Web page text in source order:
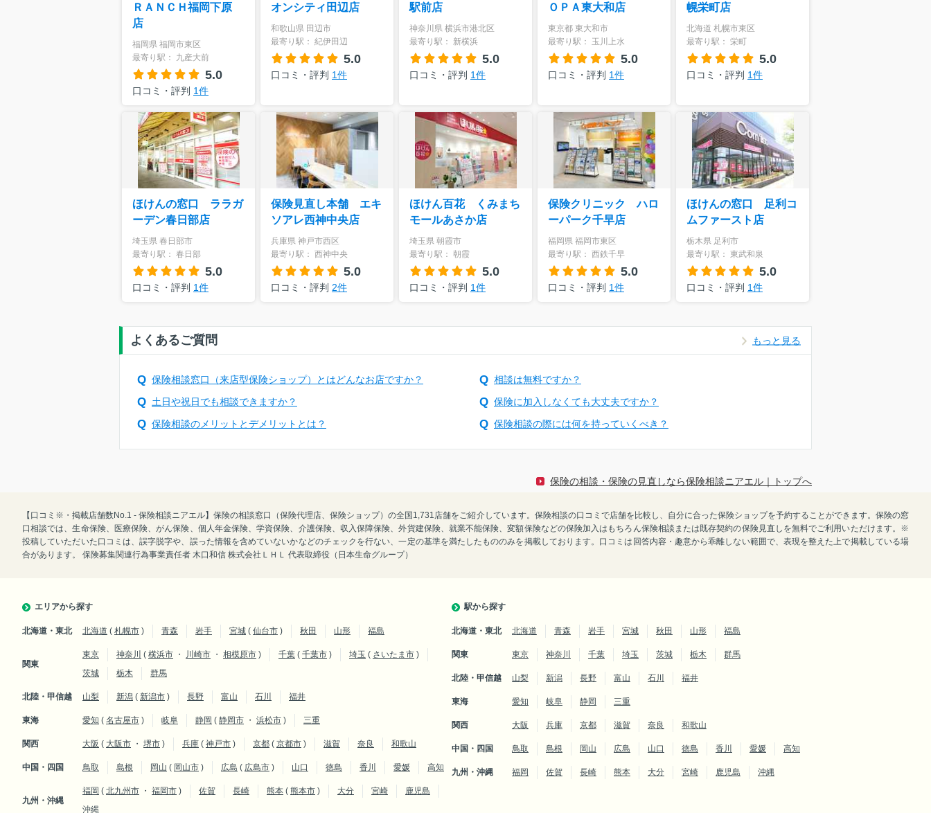
ＲＡＮＣＨ福岡下原
店
福岡県 福岡市東区
最寄り駅： 九産大前
5.0
口コミ・評判 1件
オンシティ田辺店
和歌山県 田辺市
最寄り駅： 紀伊田辺
5.0
口コミ・評判 1件
駅前店
神奈川県 横浜市港北区
最寄り駅： 新横浜
5.0
口コミ・評判 1件
ＯＰＡ東大和店
東京都 東大和市
最寄り駅： 玉川上水
5.0
口コミ・評判 1件
幌栄町店
北海道 札幌市東区
最寄り駅： 栄町
5.0
口コミ・評判 1件
ほけんの窓口 ララガ
ーデン春日部店
埼玉県 春日部市
最寄り駅： 春日部
5.0
口コミ・評判 1件
保険見直し本舗 エキ
ソアレ西神中央店
兵庫県 神戸市西区
最寄り駅： 西神中央
5.0
口コミ・評判 2件
ほけん百花 くみまち
モールあさか店
埼玉県 朝霞市
最寄り駅： 朝霞
5.0
口コミ・評判 1件
保険クリニック ハロ
ーパーク千早店
福岡県 福岡市東区
最寄り駅： 西鉄千早
5.0
口コミ・評判 1件
ほけんの窓口 足利コ
ムファースト店
栃木県 足利市
最寄り駅： 東武和泉
5.0
口コミ・評判 1件
よくあるご質問 もっと見る
保険相談窓口（来店型保険ショップ）とはどんなお店ですか？
相談は無料ですか？
土日や祝日でも相談できますか？
保険に加入しなくても大丈夫ですか？
保険相談のメリットとデメリットとは？
保険相談の際には何を持っていくべき？
保険の相談・保険の見直しなら保険相談ニアエル｜トップへ
【口コミ※・掲載店舗数No.1 - 保険相談ニアエル】保険の相談窓口（保険代理店、保険ショップ）の全国1,731店舗をご紹介しています。保険相談の口コミで店舗を比較し、自分に合った保険ショップを予約することができます。保険の窓
口相談では、生命保険、医療保険、がん保険、個人年金保険、学資保険、介護保険、収入保障保険、外貨建保険、就業不能保険、変額保険などの保険加入はもちろん保険相談または既存契約の保険見直しを無料でご利用いただけます。※
投稿していただいた口コミは、誤字脱字や、誤った情報を含めていないかなどのチェックを行ない、一定の基準を満たしたもののみを掲載しております。口コミは回答内容・趣意から乖離しない範囲で、表現を整えた上で掲載している場
合があります。 保険募集関連行為事業責任者 木口和信 株式会社ＬＨＬ 代表取締役（日本生命グループ）
エリアから探す
北海道・東北 北海道 ( 札幌市 ) 青森 岩手 宮城 ( 仙台市 ) 秋田 山形 福島
関東
東京 神奈川 ( 横浜市 ・ 川崎市 ・ 相模原市 ) 千葉 ( 千葉市 ) 埼玉 ( さいたま市 )
茨城
栃木 群馬
北陸・甲信越 山梨 新潟 ( 新潟市 ) 長野 富山 石川 福井
東海 愛知 ( 名古屋市 ) 岐阜 静岡 ( 静岡市 ・ 浜松市 ) 三重
関西 大阪 ( 大阪市 ・ 堺市 ) 兵庫 ( 神戸市 ) 京都 ( 京都市 ) 滋賀 奈良 和歌山
中国・四国 鳥取 島根 岡山 ( 岡山市 ) 広島 ( 広島市 ) 山口 徳島 香川 愛媛 高知
九州・沖縄
福岡 ( 北九州市 ・ 福岡市 ) 佐賀 長崎 熊本 ( 熊本市 ) 大分 宮崎
鹿児島
沖縄
駅から探す
北海道・東北 北海道 青森 岩手 宮城 秋田 山形 福島
関東 東京 神奈川 千葉 埼玉 茨城 栃木 群馬
北陸・甲信越 山梨 新潟 長野 富山 石川 福井
東海 愛知 岐阜 静岡 三重
関西 大阪 兵庫 京都 滋賀 奈良 和歌山
中国・四国 鳥取 島根 岡山 広島 山口 徳島 香川 愛媛 高知
九州・沖縄 福岡 佐賀 長崎 熊本 大分 宮崎 鹿児島 沖縄